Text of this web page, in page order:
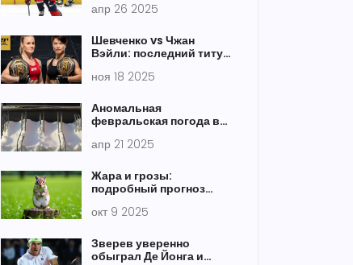
оформил три очка в
офф
апр 26 2025
Шевченко vs Чжан
Вэйли: последний титул
китайской
ноя 18 2025
Аномальная
февральская погода в
предупреждают о
апр 21 2025
Жара и грозы:
подробный прогноз
16‑17 августа 2025 в
окт 9 2025
Зверев уверенно
обыграл Де Йонга и